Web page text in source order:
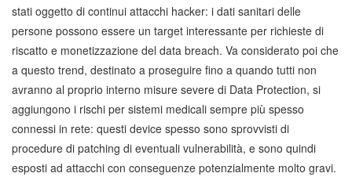
stati oggetto di continui attacchi hacker: i dati sanitari delle
persone possono essere un target interessante per richieste di
riscatto e monetizzazione del data breach. Va considerato poi che
a questo trend, destinato a proseguire fino a quando tutti non
avranno al proprio interno misure severe di Data Protection, si
aggiungono i rischi per sistemi medicali sempre più spesso
connessi in rete: questi device spesso sono sprovvisti di
procedure di patching di eventuali vulnerabilità, e sono quindi
esposti ad attacchi con conseguenze potenzialmente molto gravi.